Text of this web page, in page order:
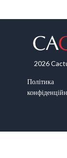
2026
Політика